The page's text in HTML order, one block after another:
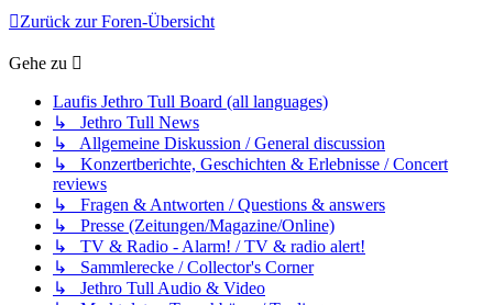
Zurück zur Foren-Übersicht
Gehe zu
Laufis Jethro Tull Board (all languages)
↳ Jethro Tull News
↳ Allgemeine Diskussion / General discussion
↳ Konzertberichte, Geschichten & Erlebnisse / Concert
reviews
↳ Fragen & Antworten / Questions & answers
↳ Presse (Zeitungen/Magazine/Online)
↳ TV & Radio - Alarm! / TV & radio alert!
↳ Sammlerecke / Collector's Corner
↳ Jethro Tull Audio & Video